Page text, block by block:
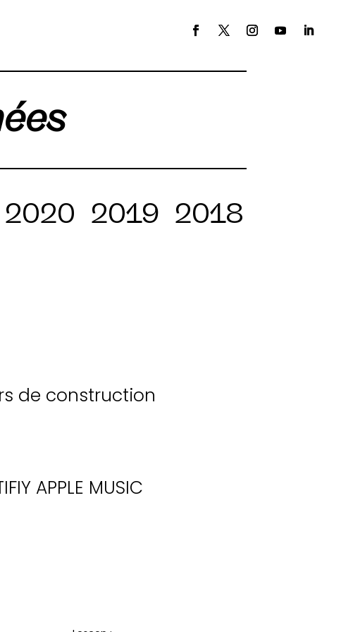
2020 2019 2018
de construction
APPLE MUSIC